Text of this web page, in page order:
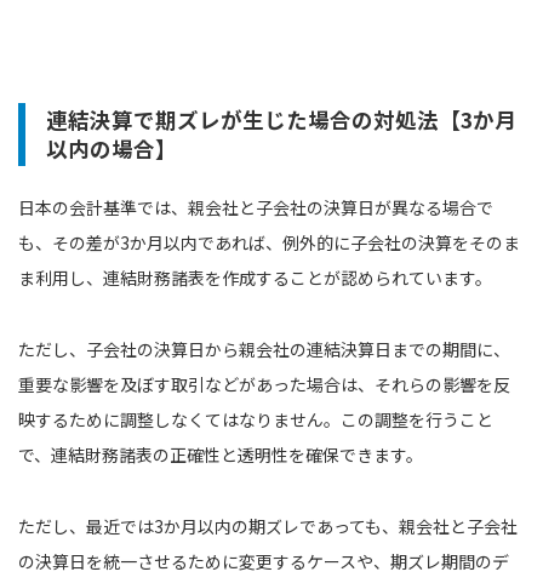
連結決算で期ズレが生じた場合の対処法【3か月
以内の場合】
日本の会計基準では、親会社と子会社の決算日が異なる場合で
も、その差が3か月以内であれば、例外的に子会社の決算をそのま
ま利用し、連結財務諸表を作成することが認められています。
ただし、子会社の決算日から親会社の連結決算日までの期間に、
重要な影響を及ぼす取引などがあった場合は、それらの影響を反
映するために調整しなくてはなりません。この調整を行うこと
で、連結財務諸表の正確性と透明性を確保できます。
ただし、最近では3か月以内の期ズレであっても、親会社と子会社
の決算日を統一させるために変更するケースや、期ズレ期間のデ